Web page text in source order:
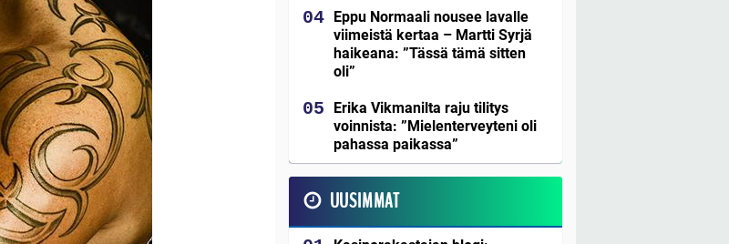
Eppu Normaali nousee lavalle
viimeistä kertaa – Martti Syrjä
haikeana: ”Tässä tämä sitten
oli”
Erika Vikmanilta raju tilitys
voinnista: ”Mielenterveyteni oli
pahassa paikassa”
UUSIMMAT